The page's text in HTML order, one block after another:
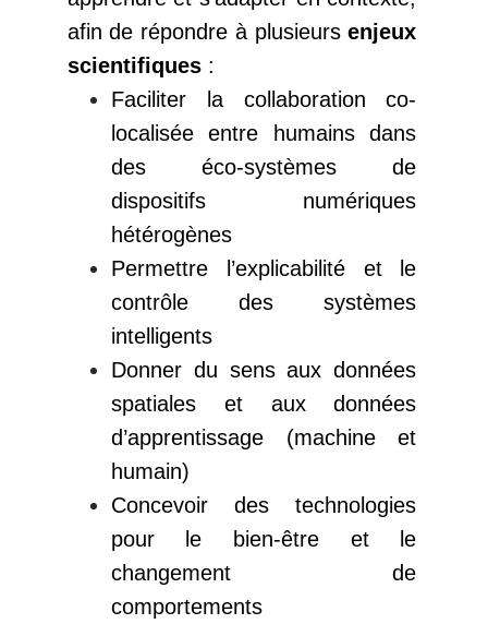
afin de répondre à plusieursenjeux
scientifiques:
Faciliter la collaboration co-
localisée entre humains dans
des éco-systèmes de
dispositifs numériques
hétérogènes
Permettre l’explicabilité et le
contrôle des systèmes
intelligents
Donner du sens aux données
spatiales et aux données
d’apprentissage (machine et
humain)
Concevoir des technologies
pour le bien-être et le
changement de
comportements